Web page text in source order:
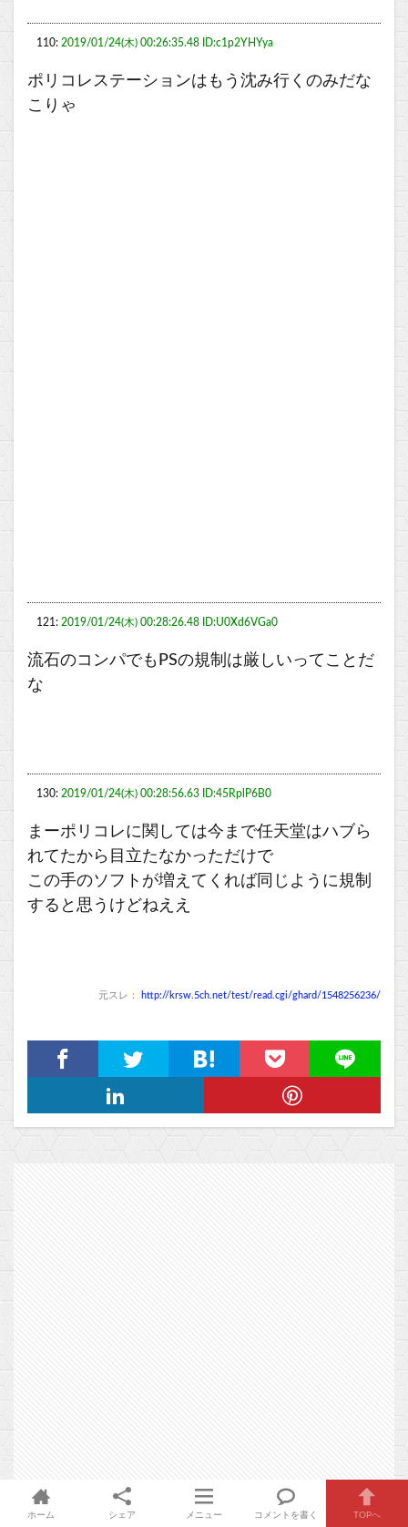
110: 2019/01/24(木) 00:26:35.48 ID:c1p2YHYya
ポリコレステーションはもう沈み行くのみだな
こりゃ
121: 2019/01/24(木) 00:28:26.48 ID:U0Xd6VGa0
流石のコンパでもPSの規制は厳しいってことだ
な
130: 2019/01/24(木) 00:28:56.63 ID:45RplP6B0
まーポリコレに関しては今まで任天堂はハブら
れてたから目立たなかっただけで
この手のソフトが増えてくれば同じように規制
すると思うけどねええ
元スレ： http://krsw.5ch.net/test/read.cgi/ghard/1548256236/
ホーム シェア メニュー コメントを書く TOPへ